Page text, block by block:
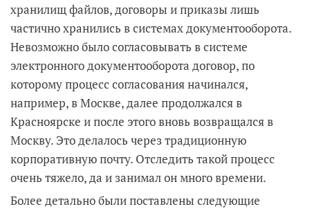
хранилищ файлов, договоры и приказы лишь
частично хранились в системах документооборота.
Невозможно было согласовывать в системе
электронного документооборота договор, по
которому процесс согласования начинался,
например, в Москве, далее продолжался в
Красноярске и после этого вновь возвращался в
Москву. Это делалось через традиционную
корпоративную почту. Отследить такой процесс
очень тяжело, да и занимал он много времени.
Более детально были поставлены следующие